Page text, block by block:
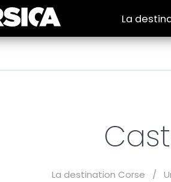
La
La destination Corse /